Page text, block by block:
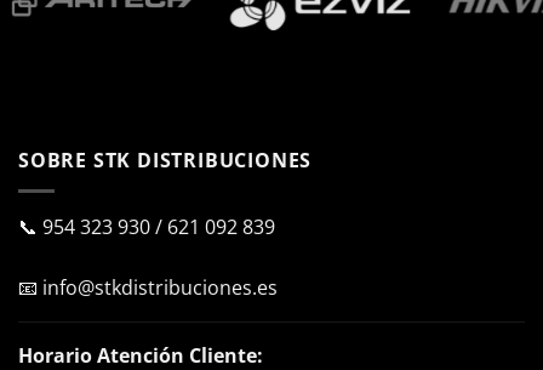
SOBRE STK DISTRIBUCIONES
📞 954 323 930/ 621 092 839
📧 info@stkdistribuciones.es
Horario Atención Cliente: